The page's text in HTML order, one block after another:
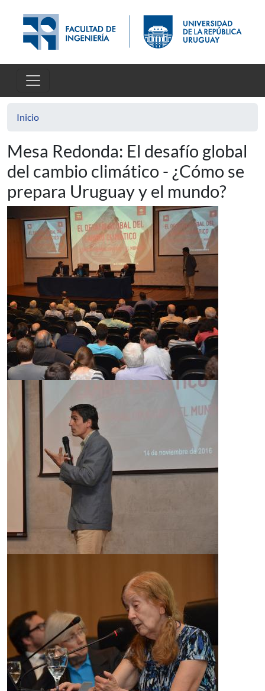
Inicio
Mesa Redonda: El desafío global
del cambio climático - ¿Cómo se
prepara Uruguay y el mundo?